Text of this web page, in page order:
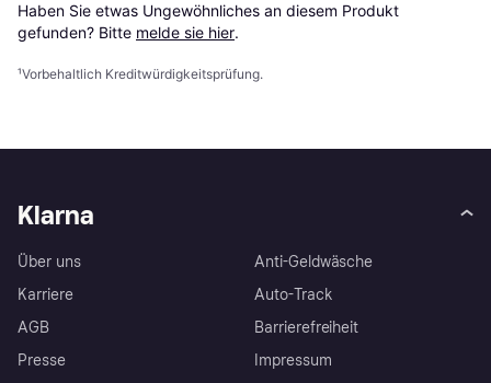
Haben Sie etwas Ungewöhnliches an diesem Produkt
gefunden? Bitte melde sie hier.
¹Vorbehaltlich Kreditwürdigkeitsprüfung.
Klarna
Über uns
Karriere
AGB
Presse
Anti-Geldwäsche
Auto-Track
Barrierefreiheit
Impressum